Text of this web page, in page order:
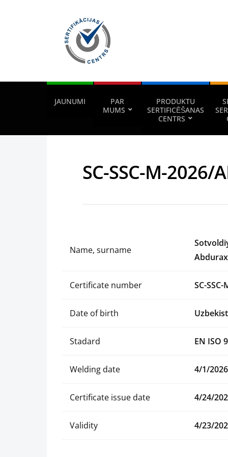
JAUNUMI
PAR
MUMS
PRODUKTU
SERTIFICĒŠANAS
CENTRS
SC-SSC-M-2026/
Name, surname
Certificate number SC-
Date of birth
Stadard EN ISO
Welding date 4/1/2026
Certificate issue date 4/24/
Validity 4/23/